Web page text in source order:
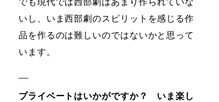
でも現代では西部劇はあまり作られていな
いし、いま西部劇のスピリットを感じる作
品を作るのは難しいのではないかと思って
います。
プライベートはいかがですか？ いま楽し